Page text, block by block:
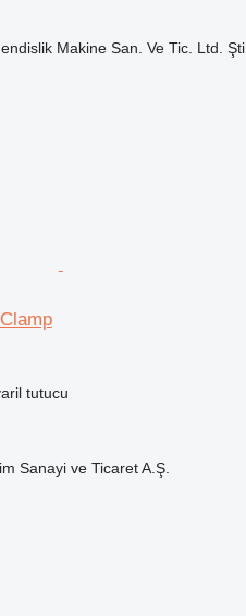
Makine San. Ve Tic. Ltd. Şti.
tutucu
Sanayi ve Ticaret A.Ş.